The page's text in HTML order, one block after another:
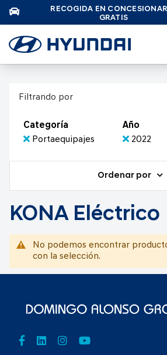
RECOGIDA EN
GRATIS
Filtrando por
Categoría
Portaequipajes
Año
2022
Ordenar por
KONA Eléctrico
No podemos encontrar
con la selección.